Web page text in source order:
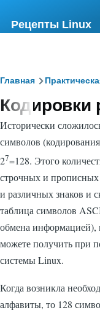
Рецепты Linux
Строка
навигации
Главная
Кодировки
Исторически
символов
27=128. Этого
строчных и прописных
и различных знаков и
таблица символов
обмена
можете получить при
системы Linux.
Когда возникла
алфавиты, то 128